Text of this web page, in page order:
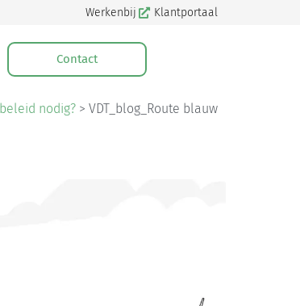
Werkenbij Klantportaal
Contact
nodig? > VDT_blog_Route blauw